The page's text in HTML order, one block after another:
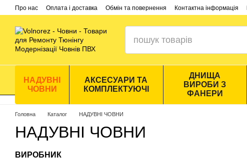
Перейти до основного контенту
Про нас Оплата і доставка Обмін та повернення Контактна інформація
НАДУВНІ
ЧОВНИ
АКСЕСУАРИ ТА
КОМПЛЕКТУЮЧІ
ДНИЩА
ВИРОБИ З
ФАНЕРИ
Головна Каталог НАДУВНІ ЧОВНИ
НАДУВНІ ЧОВНИ
ВИРОБНИК